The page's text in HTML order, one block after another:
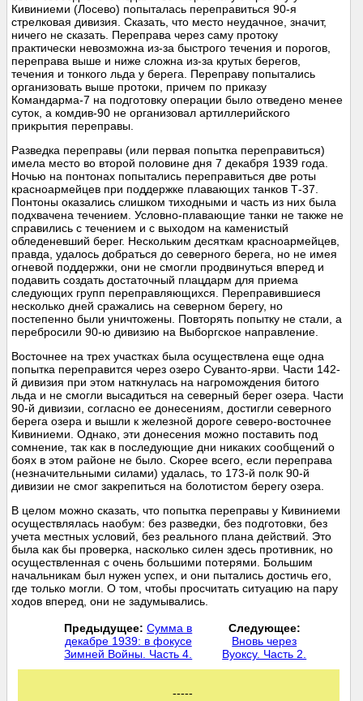
Кивиниеми (Лосево) попыталась переправиться 90-я
стрелковая дивизия. Сказать, что место неудачное, значит,
ничего не сказать. Переправа через саму протоку
практически невозможна из-за быстрого течения и порогов,
переправа выше и ниже сложна из-за крутых берегов,
течения и тонкого льда у берега. Переправу попытались
организовать выше протоки, причем по приказу
Командарма-7 на подготовку операции было отведено менее
суток, а комдив-90 не организовал артиллерийского
прикрытия переправы.
Разведка переправы (или первая попытка переправиться)
имела место во второй половине дня 7 декабря 1939 года.
Ночью на понтонах попытались переправиться две роты
красноармейцев при поддержке плавающих танков Т-37.
Понтоны оказались слишком тиходными и часть из них была
подхвачена течением. Условно-плавающие танки не также не
справились с течением и с выходом на каменистый
обледеневший берег. Нескольким десяткам красноармейцев,
правда, удалось добраться до северного берега, но не имея
огневой поддержки, они не смогли продвинуться вперед и
подавить создать достаточный плацдарм для приема
следующих групп переправляющихся. Переправившиеся
несколько дней сражались на северном берегу, но
постепенно были уничтожены. Повторять попытку не стали, а
перебросили 90-ю дивизию на Выборгское направление.
Восточнее на трех участках была осуществлена еще одна
попытка переправится через озеро Суванто-ярви. Части 142-
й дивизия при этом наткнулась на нагромождения битого
льда и не смогли высадиться на северный берег озера. Части
90-й дивизии, согласно ее донесениям, достигли северного
берега озера и вышли к железной дороге северо-восточнее
Кивиниеми. Однако, эти донесения можно поставить под
сомнение, так как в последующие дни никаких сообщений о
боях в этом районе не было. Скорее всего, если переправа
(незначительными силами) удалась, то 173-й полк 90-й
дивизии не смог закрепиться на болотистом берегу озера.
В целом можно сказать, что попытка переправы у Кивиниеми
осуществлялась наобум: без разведки, без подготовки, без
учета местных условий, без реального плана действий. Это
была как бы проверка, насколько силен здесь противник, но
осуществленная с очень большими потерями. Большим
начальникам был нужен успех, и они пытались достичь его,
где только могли. О том, чтобы просчитать ситуацию на пару
ходов вперед, они не задумывались.
Предыдущее: Сумма в
декабре 1939: в фокусе
Зимней Войны. Часть 4.
Следующее:
Вновь через
Вуоксу. Часть 2.
-----